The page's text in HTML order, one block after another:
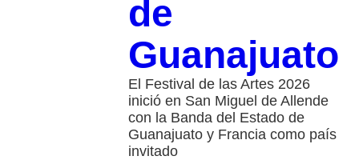
de
Guanajuato
El Festival de las Artes 2026
inició en San Miguel de Allende
con la Banda del Estado de
Guanajuato y Francia como país
invitado